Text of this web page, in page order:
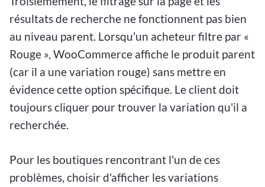
résultats de recherche ne fonctionnent pas bien
au niveau parent. Lorsqu'un acheteur filtre par «
Rouge », WooCommerce affiche le produit parent
(car il a une variation rouge) sans mettre en
évidence cette option spécifique. Le client doit
toujours cliquer pour trouver la variation qu'il a
recherchée.
Pour les boutiques rencontrant l'un de ces
problèmes, choisir d'afficher les variations